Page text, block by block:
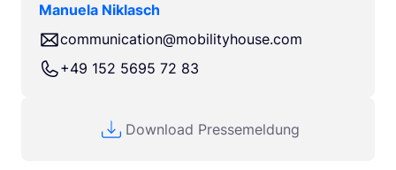
Manuela Niklasch
communication@mobilityhouse.com
+49 152 5695 72 83
Download Pressemeldung